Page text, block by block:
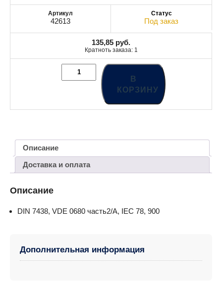
42613 Под заказ
135,85 руб.
Кратноть заказа: 1
В
КОРЗИНУ
Описание
Доставка и оплата
Описание
DIN 7438, VDE 0680 часть2/A, IEC 78, 900
Дополнительная информация